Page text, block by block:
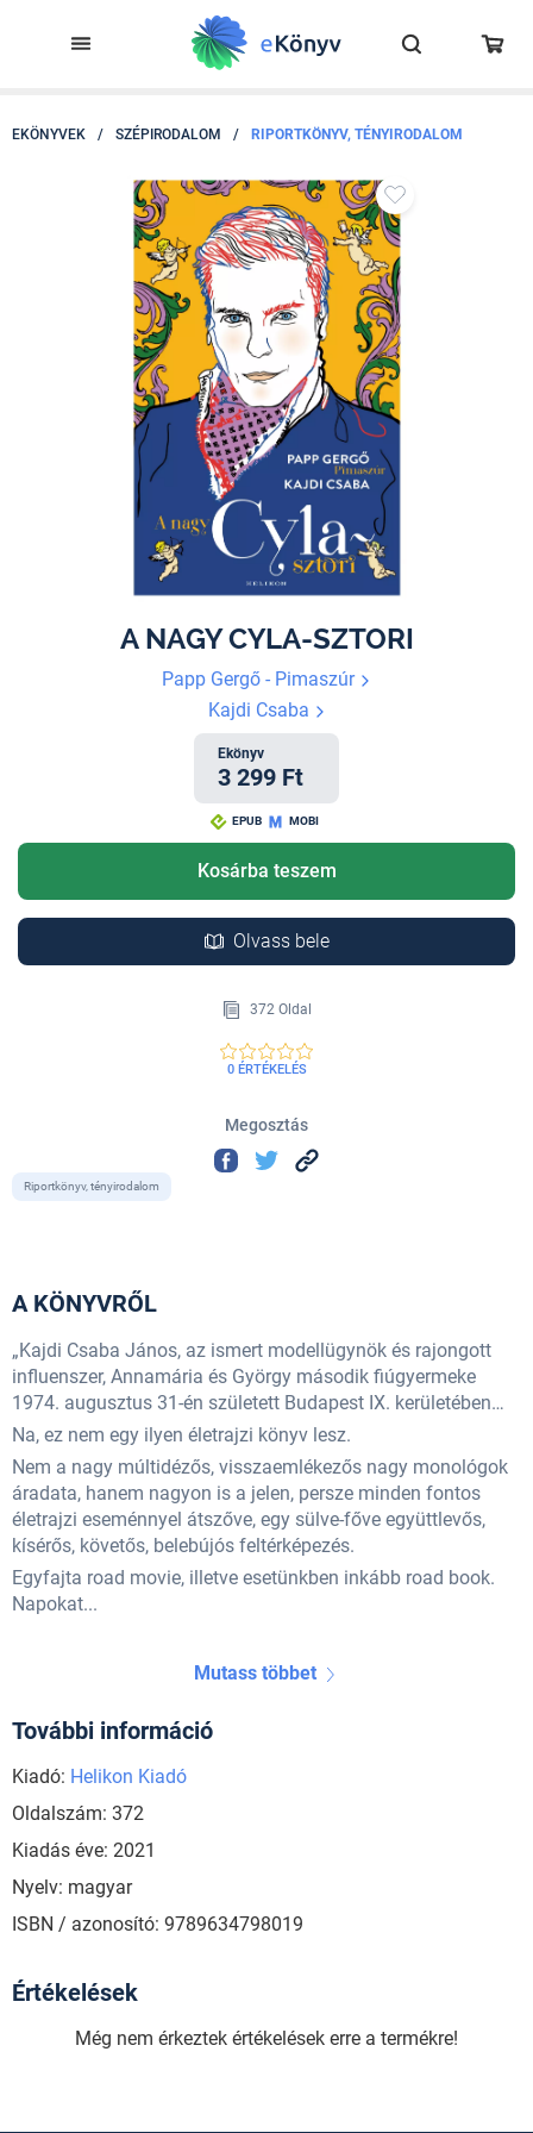
EKÖNYVEK / SZÉPIRODALOM / RIPORTKÖNYV, TÉNYIRODALOM
A NAGY CYLA-SZTORI
Papp Gergő - Pimaszúr
Kajdi Csaba
Ekönyv
3 299 Ft
EPUB MOBI
Kosárba teszem
Olvass bele
372 Oldal
0 ÉRTÉKELÉS
Megosztás
Riportkönyv, tényirodalom
A KÖNYVRŐL
„Kajdi Csaba János, az ismert modellügynök és rajongott
influenszer, Annamária és György második fiúgyermeke
1974. augusztus 31-én született Budapest IX. kerületében…
Na, ez nem egy ilyen életrajzi könyv lesz.
Nem a nagy múltidézős, visszaemlékezős nagy monológok
áradata, hanem nagyon is a jelen, persze minden fontos
életrajzi eseménnyel átszőve, egy sülve-főve együttlevős,
kísérős, követős, belebújós feltérképezés.
Egyfajta road movie, illetve esetünkben inkább road book.
Napokat...
Mutass többet
További információ
Kiadó: Helikon Kiadó
Oldalszám: 372
Kiadás éve: 2021
Nyelv: magyar
ISBN / azonosító: 9789634798019
Értékelések
Még nem érkeztek értékelések erre a termékre!